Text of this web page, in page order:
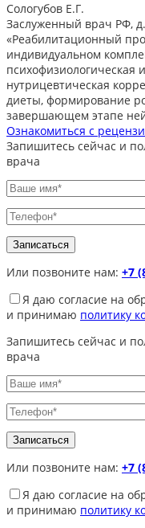
Сологубов Е.Г.
Заслуженный врач РФ,
«Реабилитационный
индивидуальном
психофизиологическая
нутрицевтическая
диеты, формирование
завершающем этапе
Ознакомиться с
Запишитесь сейчас и
врача
Или позвоните нам: +7
Я даю согласие на
и принимаю политику
Запишитесь сейчас и
врача
Или позвоните нам: +7
Я даю согласие на
и принимаю политику